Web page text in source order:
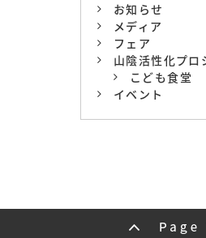
お知らせ
メディア
フェア
山陰活性化プロ
こども食堂
イベント